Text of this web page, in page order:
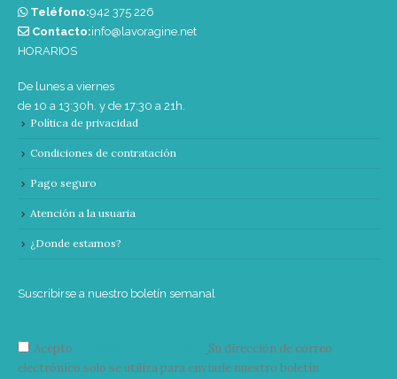
Teléfono:‭942 375 226‬
Contacto:info@lavoragine.net
HORARIOS
De lunes a viernes
de 10 a 13:30h. y de 17:30 a 21h.
Política de privacidad
Condiciones de contratación
Pago seguro
Atención a la usuaria
¿Donde estamos?
Suscribirse a nuestro boletín semanal
Acepto
Su dirección de correo
electrónico solo se utiliza para enviarle nuestro boletín